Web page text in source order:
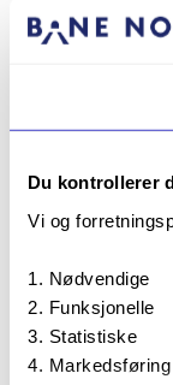
Du kontrollerer
Vi og
Nødvendige
Funksjonelle
Statistiske
Markedsføring